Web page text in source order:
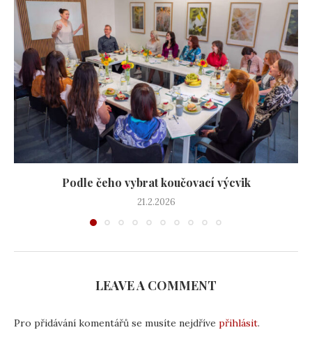
Podle čeho vybrat koučovací výcvik
21.2.2026
LEAVE A COMMENT
Pro přidávání komentářů se musíte nejdříve přihlásit.